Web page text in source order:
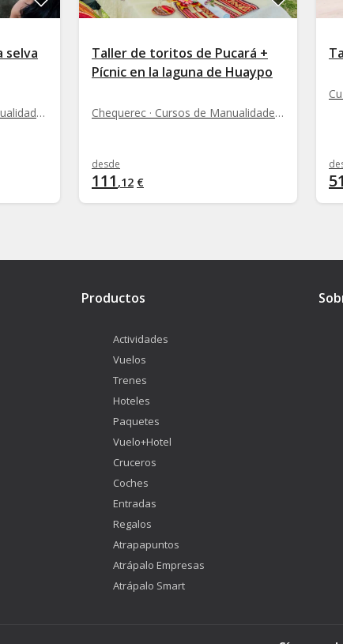
selva
Puerto Inca · Cursos de Manualidades y DIY
Taller de toritos de Pucará +
Pícnic en la laguna de Huaypo
Chequerec · Cursos de Manualidades y DIY
desde
111 ,12 € 51
Productos
Actividades
Vuelos
Trenes
Hoteles
Paquetes
Vuelo+Hotel
Cruceros
Coches
Entradas
Regalos
Atrapapuntos
Atrápalo Empresas
Atrápalo Smart